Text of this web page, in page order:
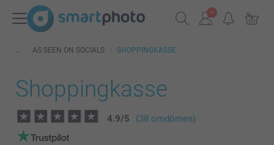
AS SEEN ON SOCIALS SHOPPINGKASSE
Shoppingkasse
4.9/5 (38 omdömen)